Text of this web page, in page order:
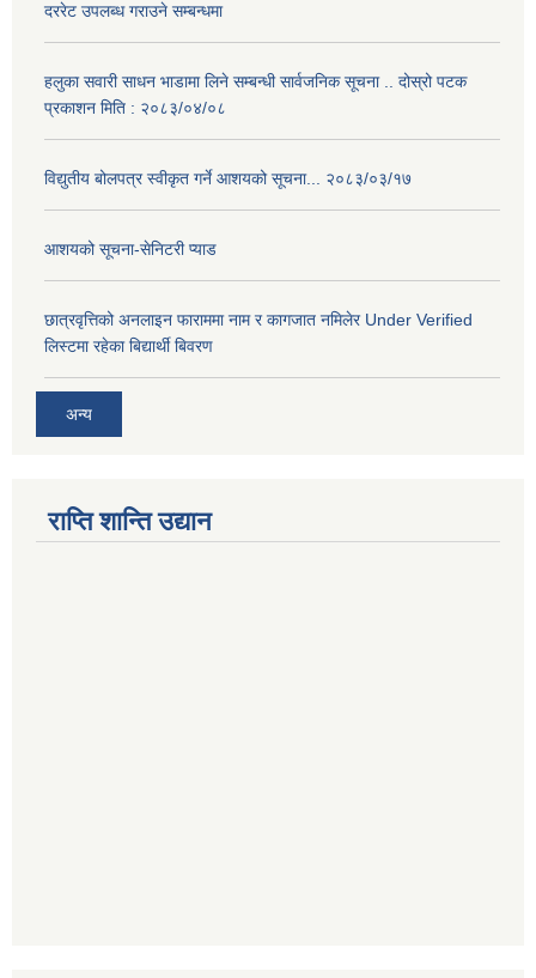
दररेट उपलब्ध गराउने सम्बन्धमा
हलुका सवारी साधन भाडामा लिने सम्बन्धी सार्वजनिक सूचना .. दोस्रो पटक
प्रकाशन मिति : २०८३/०४/०८
विद्युतीय बोलपत्र स्वीकृत गर्ने आशयको सूचना... २०८३/०३/१७
आशयको सूचना-सेनिटरी प्याड
छात्रवृत्तिको अनलाइन फाराममा नाम र कागजात नमिलेर Under Verified
लिस्टमा रहेका बिद्यार्थी बिवरण
अन्य
राप्ति शान्ति उद्यान